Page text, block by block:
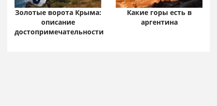
Золотые ворота Крыма:
описание
достопримечательности
Какие горы есть в
аргентина